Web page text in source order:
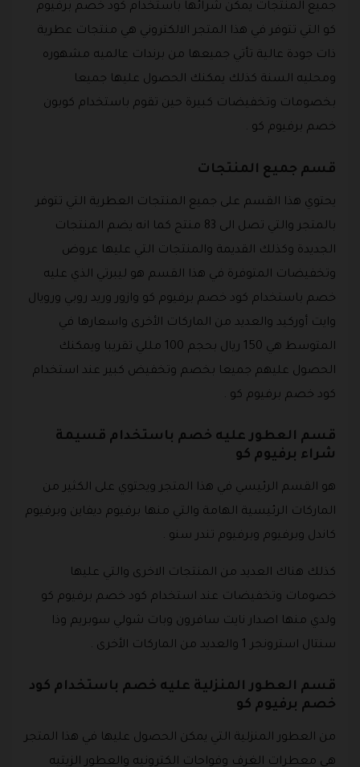
جميع المنتجات يمكن شرائها باستخدام كود خصم برفيوم
كو التي تتوفر في هذا المتجر الالكتروني هي منتجات عطرية
ذات جودة عالية تأتي جميعها من برندات عالميه مشهوره
ومحليه السنة كذلك يمكنك الحصول عليها جميعا
بخصومات وتخفيضات كبيرة حين تقوم باستخدام كوبون
خصم برفيوم كو .
قسم جميع المنتجات
يحتوي هذا القسم على جميع المنتجات العطرية التي تتوفر
بالمتجر والتي تصل الى 83 منتج كما انه يضم المنتجات
الجديدة وكذلك القديمة والمنتجات التي عليها عروض
وتخفيضات المتوفرة في هذا القسم هو ليبرتي الذي عليه
خصم باستخدام كود خصم برفيوم كو وازور وريد روبي ورويال
وايت أوركيد والعديد من الماركات الأخرى واسعارها في
المتوسط هي 150 ريال بحجم 100 مللي تقريبا ويمكنك
الحصول عليهم جميعا بخصم وتخفيض كبير عند استخدام
كود خصم برفيوم كو .
قسم العطور عليه خصم باستخدام قسيمة
شراء برفيوم كو
هو القسم الرئيسي في هذا المتجر ويحتوي على الكثير من
الماركات الرئيسية الهامة والتي منها برفيوم ديفاين وبرفيوم
كاندل وبرفيوم وبرفيوم تندر سنو .
كذلك هناك العديد من المنتجات الاخرى والتي عليها
خصومات وتخفيضات عند استخدام كود خصم برفيوم كو
ولدي منها اصدار نايت سافرون وبات شولي سوبريم وذا
سنتال استرونجر 1 والعديد من الماركات الأخرى .
قسم العطور المنزلية عليه خصم باستخدام كود
خصم برفيوم كو
من العطور المنزلية التي يمكن الحصول عليها في هذا المتجر
هي معطرات الغرف وفواحات الكترونيه والعطور الزيتيه